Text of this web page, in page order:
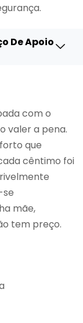
De Apoio
com o
valer a pena.
que
cêntimo foi
se
mãe,
tem preço.